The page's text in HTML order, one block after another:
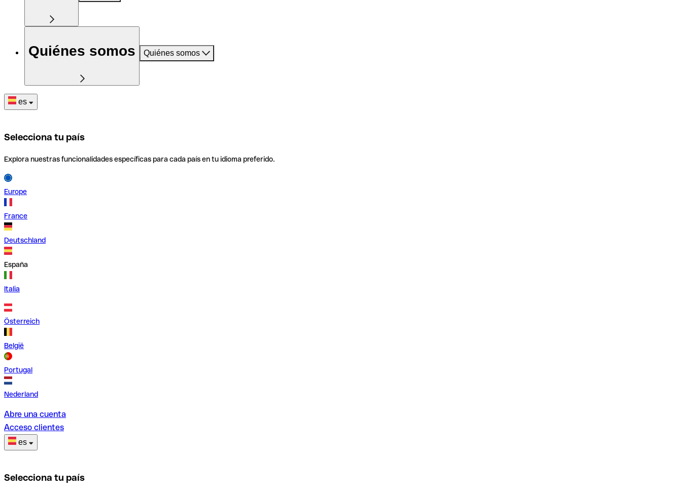
Quiénes somos Quiénes somos
es
Selecciona tu país
Explora nuestras funcionalidades específicas para cada país en tu idioma preferido.
Europe
France
Deutschland
España
Italia
Österreich
België
Portugal
Nederland
Abre una cuenta
Acceso clientes
es
Selecciona tu país